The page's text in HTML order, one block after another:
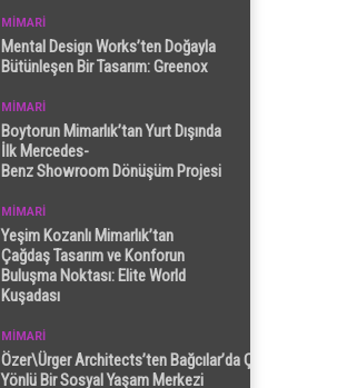
MİMARİ
Mental Design Works’ten Doğayla
Bütünleşen Bir Tasarım: Greenox
MİMARİ
Boytorun Mimarlık’tan Yurt Dışında
İlk Mercedes-
Benz Showroom Dönüşüm Projesi
MİMARİ
Yeşim Kozanlı Mimarlık’tan
Çağdaş Tasarım ve Konforun
Buluşma Noktası: Elite World
Kuşadası
MİMARİ
Özer\Ürger Architects’ten Bağcılar’da Çok
Yönlü Bir Sosyal Yaşam Merkezi